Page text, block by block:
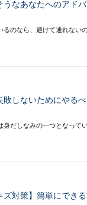
なあなたへのアド
のなら、避けて通れない
しないためにやる
だしなみの一つとなって
対策】簡単にでき